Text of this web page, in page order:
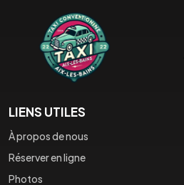
LIENS UTILES
À propos de nous
Réserver en ligne
Photos